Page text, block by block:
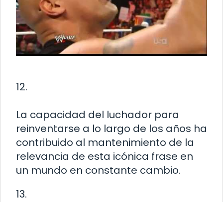
12.
La capacidad del luchador para
reinventarse a lo largo de los años ha
contribuido al mantenimiento de la
relevancia de esta icónica frase en
un mundo en constante cambio.
13.